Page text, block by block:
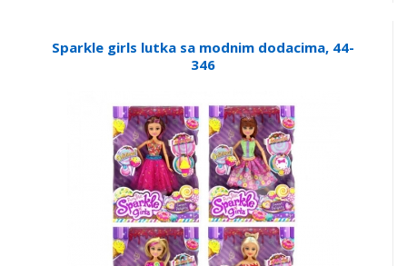
Sparkle girls lutka sa modnim dodacima, 44-
346